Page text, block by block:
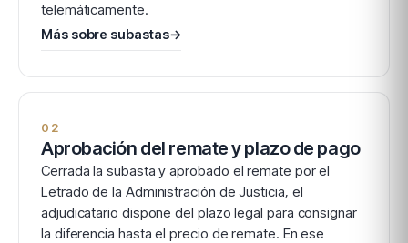
telemáticamente.
Más sobre subastas→
02
Aprobación del remate y plazo de pago
Cerrada la subasta y aprobado el remate por el
Letrado de la Administración de Justicia, el
adjudicatario dispone del plazo legal para consignar
la diferencia hasta el precio de remate. En ese